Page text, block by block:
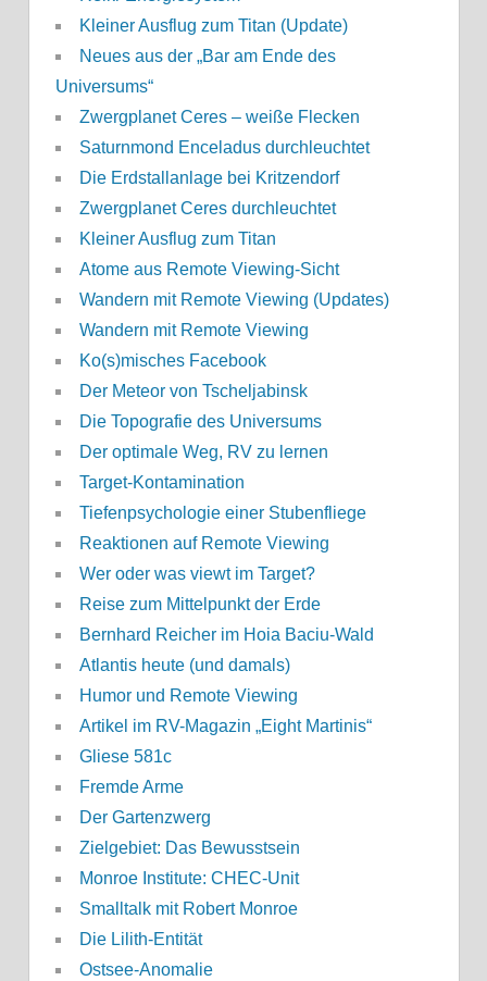
Kleiner Ausflug zum Titan (Update)
Neues aus der „Bar am Ende des
Universums“
Zwergplanet Ceres – weiße Flecken
Saturnmond Enceladus durchleuchtet
Die Erdstallanlage bei Kritzendorf
Zwergplanet Ceres durchleuchtet
Kleiner Ausflug zum Titan
Atome aus Remote Viewing-Sicht
Wandern mit Remote Viewing (Updates)
Wandern mit Remote Viewing
Ko(s)misches Facebook
Der Meteor von Tscheljabinsk
Die Topografie des Universums
Der optimale Weg, RV zu lernen
Target-Kontamination
Tiefenpsychologie einer Stubenfliege
Reaktionen auf Remote Viewing
Wer oder was viewt im Target?
Reise zum Mittelpunkt der Erde
Bernhard Reicher im Hoia Baciu-Wald
Atlantis heute (und damals)
Humor und Remote Viewing
Artikel im RV-Magazin „Eight Martinis“
Gliese 581c
Fremde Arme
Der Gartenzwerg
Zielgebiet: Das Bewusstsein
Monroe Institute: CHEC-Unit
Smalltalk mit Robert Monroe
Die Lilith-Entität
Ostsee-Anomalie